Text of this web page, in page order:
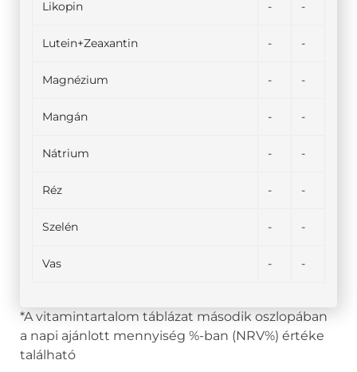
Likopin - -
Lutein+Zeaxantin - -
Magnézium - -
Mangán - -
Nátrium - -
Réz - -
Szelén - -
Vas - -
*A vitamintartalom táblázat második oszlopában
a napi ajánlott mennyiség %-ban (NRV%) értéke
található